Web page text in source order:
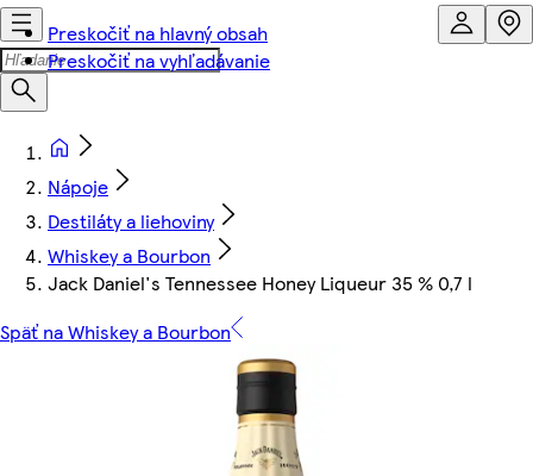
Preskočiť na hlavný obsah
Preskočiť na vyhľadávanie
Nápoje
Destiláty a liehoviny
Whiskey a Bourbon
Jack Daniel's Tennessee Honey Liqueur 35 % 0,7 l
Späť na Whiskey a Bourbon